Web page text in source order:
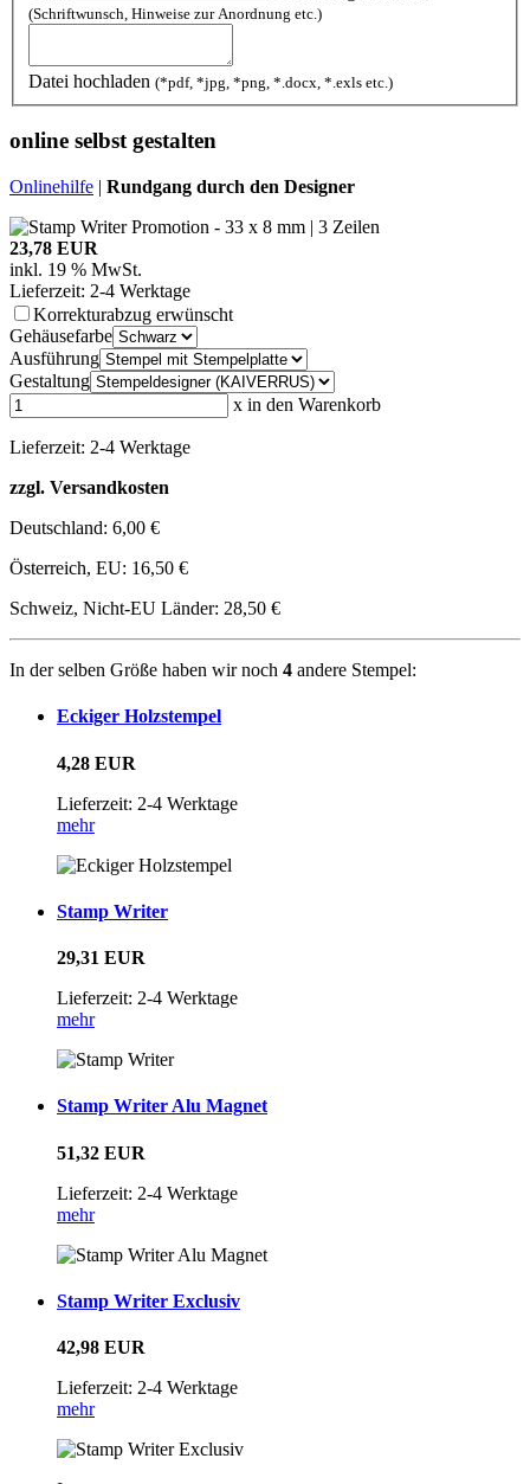
(Schriftwunsch, Hinweise zur Anordnung etc.)
Datei hochladen (*pdf, *jpg, *png, *.docx, *.exls etc.)
online selbst gestalten
Onlinehilfe | Rundgang durch den Designer
23,78 EUR
inkl. 19 % MwSt.
Lieferzeit: 2-4 Werktage
Korrekturabzug erwünscht
Gehäusefarbe
Ausführung
Gestaltung
x in den Warenkorb
Lieferzeit: 2-4 Werktage
zzgl. Versandkosten
Deutschland: 6,00 €
Österreich, EU: 16,50 €
Schweiz, Nicht-EU Länder: 28,50 €
In der selben Größe haben wir noch 4 andere Stempel:
Eckiger Holzstempel
4,28 EUR
Lieferzeit: 2-4 Werktage
mehr
Stamp Writer
29,31 EUR
Lieferzeit: 2-4 Werktage
mehr
Stamp Writer Alu Magnet
51,32 EUR
Lieferzeit: 2-4 Werktage
mehr
Stamp Writer Exclusiv
42,98 EUR
Lieferzeit: 2-4 Werktage
mehr